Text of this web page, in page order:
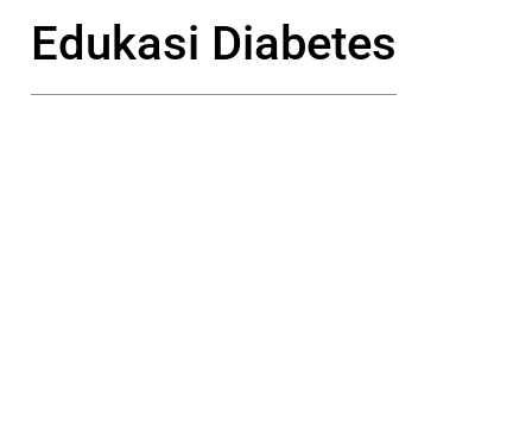
Edukasi Diabetes